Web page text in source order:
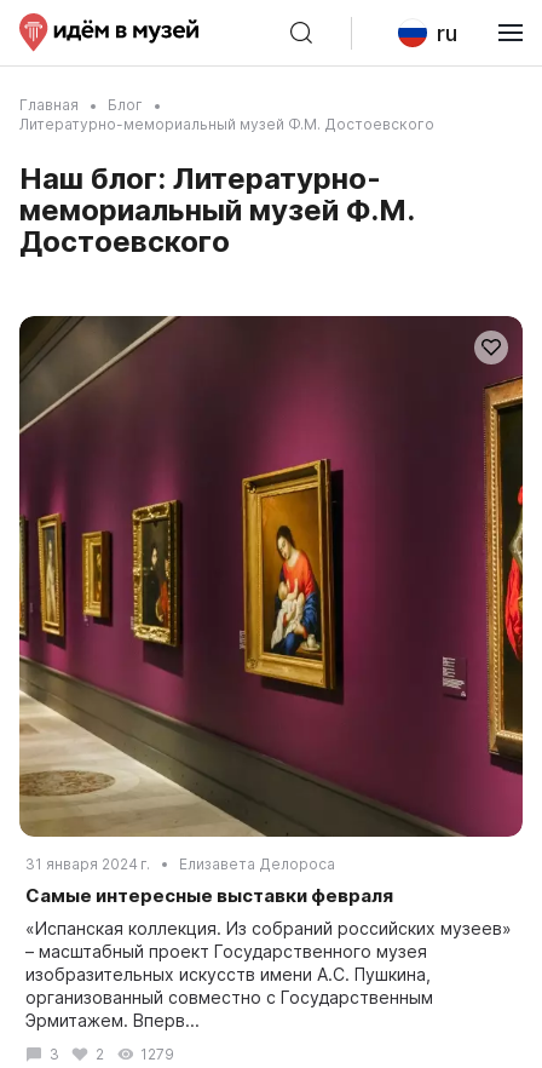
ru
Главная
Блог
Литературно-мемориальный музей Ф.М. Достоевского
Наш блог: Литературно-
мемориальный музей Ф.М.
Достоевского
31 января 2024 г. Елизавета Делороса
Самые интересные выставки февраля
«Испанская коллекция. Из собраний российских музеев»
– масштабный проект Государственного музея
изобразительных искусств имени А.С. Пушкина,
организованный совместно с Государственным
Эрмитажем. Вперв...
3 2 1279